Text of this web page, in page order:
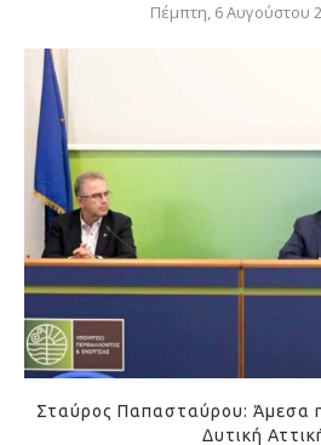
Πέμπτη, 6 Αυγούστου
Σταύρος Παπασταύρου: Άμεσα
Δυτική